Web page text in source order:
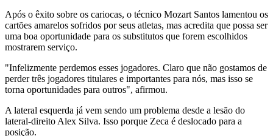
Após o êxito sobre os cariocas, o técnico Mozart Santos lamentou os
cartões amarelos sofridos por seus atletas, mas acredita que possa ser
uma boa oportunidade para os substitutos que forem escolhidos
mostrarem serviço.
"Infelizmente perdemos esses jogadores. Claro que não gostamos de
perder três jogadores titulares e importantes para nós, mas isso se
torna oportunidades para outros", afirmou.
A lateral esquerda já vem sendo um problema desde a lesão do
lateral-direito Alex Silva. Isso porque Zeca é deslocado para a
posição.